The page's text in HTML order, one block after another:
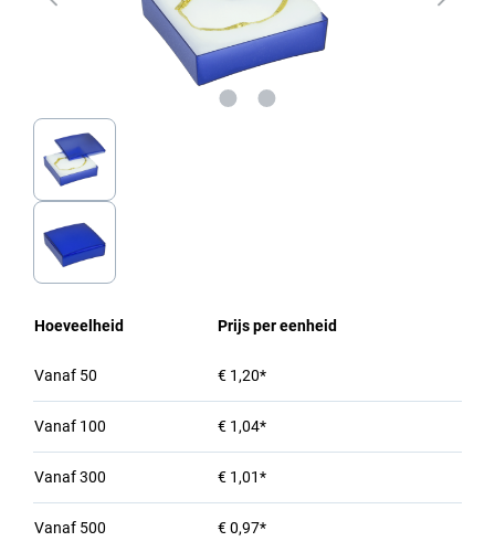
Hoeveelheid Prijs per eenheid
Vanaf 50 € 1,20*
Vanaf 100 € 1,04*
Vanaf300 € 1,01*
Vanaf 500 € 0,97*